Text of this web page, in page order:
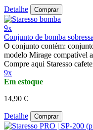
Detalhe Comprar
9x
Conjunto de bomba
O conjunto contém:
modelo Mirage compatível
Compre aqui Staresso
9x
Em estoque
14,90 €
Detalhe Comprar